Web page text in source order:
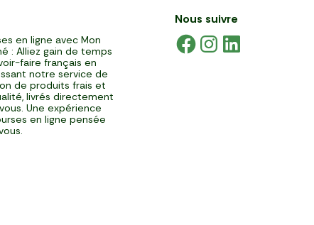
en ligne avec Mon
: Alliez gain de temps
faire français en
notre service de
de produits frais et
livrés directement
Une expérience
en ligne pensée
Nous suivre